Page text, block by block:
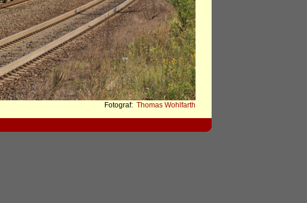
Fotograf: Thomas Wohlfarth